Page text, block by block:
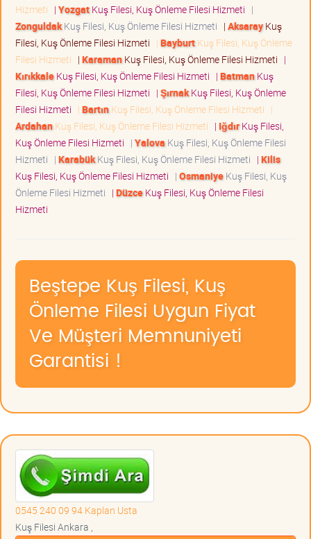
Hizmeti | YozgatKuş Filesi, Kuş Önleme Filesi Hizmeti |
ZonguldakKuş Filesi, Kuş Önleme Filesi Hizmeti | AksarayKuş
Filesi, Kuş Önleme Filesi Hizmeti | BayburtKuş Filesi, Kuş Önleme
Filesi Hizmeti | KaramanKuş Filesi, Kuş Önleme Filesi Hizmeti |
KırıkkaleKuş Filesi, Kuş Önleme Filesi Hizmeti | BatmanKuş
Filesi, Kuş Önleme Filesi Hizmeti | ŞırnakKuş Filesi, Kuş Önleme
Filesi Hizmeti | BartınKuş Filesi, Kuş Önleme Filesi Hizmeti |
ArdahanKuş Filesi, Kuş Önleme Filesi Hizmeti | IğdırKuş Filesi,
Kuş Önleme Filesi Hizmeti | Yalova Kuş Filesi, Kuş Önleme Filesi
Hizmeti | KarabükKuş Filesi, Kuş Önleme Filesi Hizmeti | Kilis
Kuş Filesi, Kuş Önleme Filesi Hizmeti | OsmaniyeKuş Filesi, Kuş
Önleme Filesi Hizmeti | DüzceKuş Filesi, Kuş Önleme Filesi
Hizmeti
Beştepe Kuş Filesi, Kuş
Önleme Filesi Uygun Fiyat
Ve Müşteri Memnuniyeti
Garantisi !
0545 240 09 94 Kaplan Usta
Kuş Filesi Ankara ,